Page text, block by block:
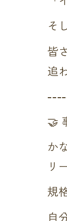
そ
皆
追
🤝
か
リ
規
自